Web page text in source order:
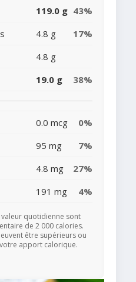
119.0 g 43%
4.8 g
17%
4.8 g
19.0 g 38%
0.0 mcg
0%
95 mg
7%
4.8 mg
27%
191 mg 4%
quotidienne sont
de 2 000 calories.
être supérieurs ou
apport calorique.